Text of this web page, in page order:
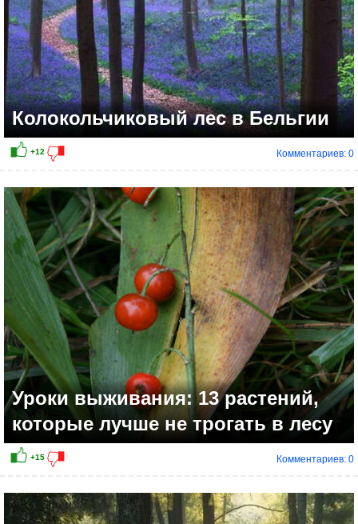
+10
Колокольчиковый лес в Бельгии
Комментариев: 0
Уроки выживания: 13 растений,
которые лучше не трогать в лесу
Комментариев: 0